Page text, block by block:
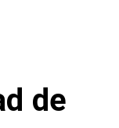
de